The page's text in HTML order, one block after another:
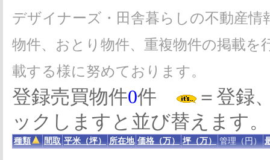
デザイナーズ・田舎暮らしの不動産
物件、おとり物件、重複物件の掲載
載する様に努めております。
登録売買物件0件
＝登録
ックしますと並び替えます。
種類 間取 平米（坪） 所在地 価格（万） 坪（万） 管理（円）